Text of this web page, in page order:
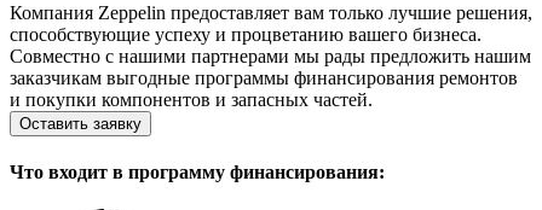
Компания Zeppelin предоставляет вам только лучшие решения,
способствующие успеху и процветанию вашего бизнеса.
Совместно с нашими партнерами мы рады предложить нашим
заказчикам выгодные программы финансирования ремонтов
и покупки компонентов и запасных частей.
Оставить заявку
Что входит в программу финансирования: